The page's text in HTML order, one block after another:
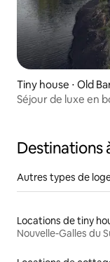
Tiny house ⋅ Old
Séjour de luxe en
Destinations
Autres types de
Locations de tiny
Nouvelle-Galles du